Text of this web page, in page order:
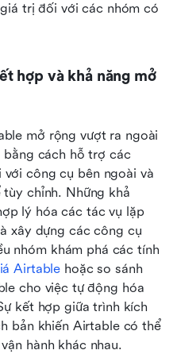
trị đối với các nhóm có
hợp và khả năng mở
mở rộng vượt ra ngoài
công cụ bên ngoài và
chỉnh. Những khả
lý hóa các tác vụ lặp
xây dựng các công cụ
nhóm khám phá các tính
Airtable hoặc so sánh
cho việc tự động hóa
kết hợp giữa trình kích
bản khiến Airtable có thể
hành khác nhau.